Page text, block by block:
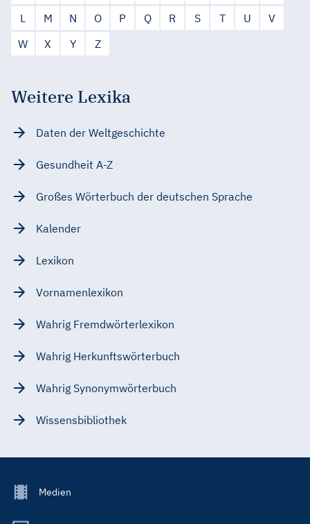
L
M N O P Q R S T U
V
W
X Y Z
Weitere Lexika
Daten der Weltgeschichte
Gesundheit A-Z
Großes Wörterbuch der deutschen Sprache
Kalender
Lexikon
Vornamenlexikon
Wahrig Fremdwörterlexikon
Wahrig Herkunftswörterbuch
Wahrig Synonymwörterbuch
Wissensbibliothek
FooterMedien